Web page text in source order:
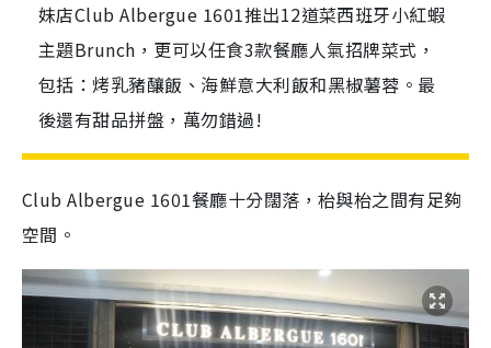
妹店Club Albergue 1601推出12道菜西班牙小紅蝦
主題Brunch，更可以任食3款餐廳人氣招牌菜式，
包括：烤乳豬釀飯、海鮮意大利飯和黑椒薯蓉。最
後還有甜品拼盤，萬勿錯過!
Club Albergue 1601餐廳十分闊落，枱與枱之間有足夠
空間。